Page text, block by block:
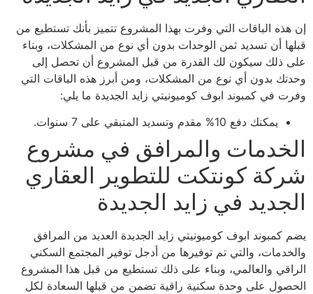
إن هذه الباقات التي وفرت بهذا المشروع تتميز بأنك تستطيع من
قبلها أن تسديد ثمن الوحدات بدون أي نوع من المشكلات، وبناء
على ذلك سيكون لك القدرة من قبل المشروع أن تحصل إلى
وحدتك بدون أي نوع من المشكلات، ومن أبرز هذه الباقات التي
وفرت في كمبوند ابوف كوميونيتي زايد الجديدة ما يلي:
يمكنك دفع 10% مقدم وتسديد المتبقي على 7 سنوات.
الخدمات والمرافق في مشروع
شركة كونتكت للتطوير العقاري
الجديد في زايد الجديدة
يضم كمبوند ابوف كوميونيتي زايد الجديدة العديد من المرافق
والخدمات، والتي تم توفيرها من أدجل توفير المجتمع السكني
الراقي والعالمي، وبناء على ذلك تستطيع من قبل هذا المشروع
الحصول على وحدة سكنية راقية تضمن من قبلها السعادة لكل